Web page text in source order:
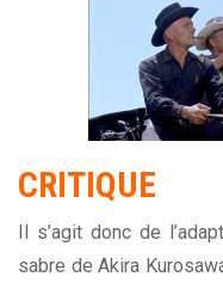
CRITIQUE
Il s’agit donc de
sabre de Akira